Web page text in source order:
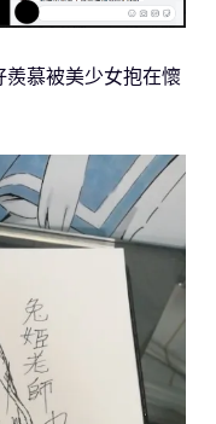
慕被美少女抱在懷